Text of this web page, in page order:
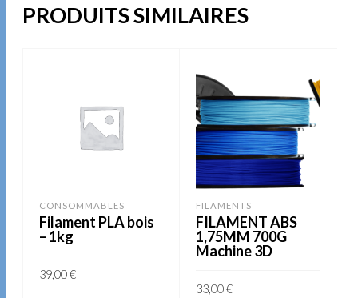
PRODUITS SIMILAIRES
CONSOMMABLES
Filament PLA bois
– 1kg
39,00€
FILAMENTS
FILAMENT ABS
1,75MM 700G
Machine 3D
33,00€